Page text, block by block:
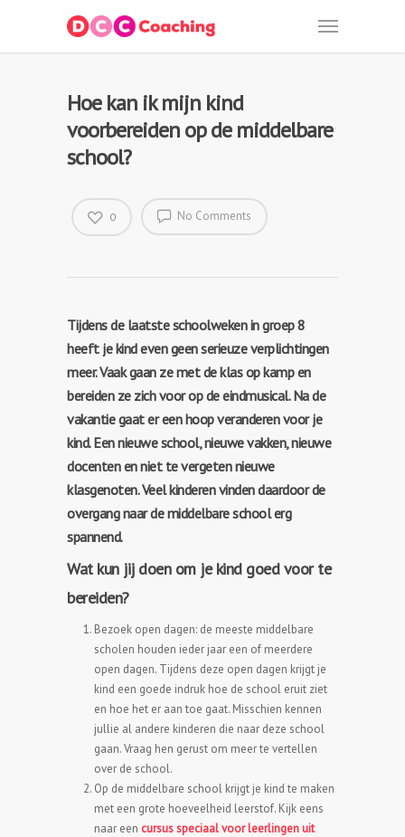
Hoe kan ik mijn kind
voorbereiden op de middelbare
school?
No Comments
0
Tijdens de laatste schoolweken in groep 8
heeft je kind even geen serieuze verplichtingen
meer. Vaak gaan ze met de klas op kamp en
bereiden ze zich voor op de eindmusical. Na de
vakantie gaat er een hoop veranderen voor je
kind. Een nieuwe school, nieuwe vakken, nieuwe
docenten en niet te vergeten nieuwe
klasgenoten. Veel kinderen vinden daardoor de
overgang naar de middelbare school erg
spannend.
Wat kun jij doen om je kind goed voor te
bereiden?
Bezoek open dagen: de meeste middelbare
scholen houden ieder jaar een of meerdere
open dagen. Tijdens deze open dagen krijgt je
kind een goede indruk hoe de school eruit ziet
en hoe het er aan toe gaat. Misschien kennen
jullie al andere kinderen die naar deze school
gaan. Vraag hen gerust om meer te vertellen
over de school.
Op de middelbare school krijgt je kind te maken
met een grote hoeveelheid leerstof. Kijk eens
naar een cursus speciaal voor leerlingen uit